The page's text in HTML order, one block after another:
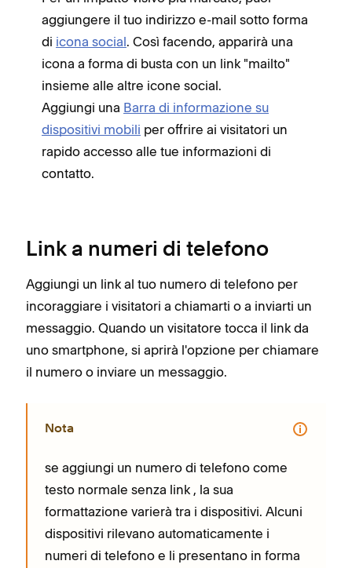
aggiungere il tuo indirizzo e-mail sotto forma
di icona social. Così facendo, apparirà una
icona a forma di busta con un link "mailto"
insieme alle altre icone social.
Aggiungi una Barra di informazione su
dispositivi mobili per offrire ai visitatori un
rapido accesso alle tue informazioni di
contatto.
Link a numeri di telefono
Aggiungi un link al tuo numero di telefono per
incoraggiare i visitatori a chiamarti o a inviarti un
messaggio. Quando un visitatore tocca il link da
uno smartphone, si aprirà l'opzione per chiamare
il numero o inviare un messaggio.
Nota
se aggiungi un numero di telefono come
testo normale senza link , la sua
formattazione varierà tra i dispositivi. Alcuni
dispositivi rilevano automaticamente i
numeri di telefono e li presentano in forma